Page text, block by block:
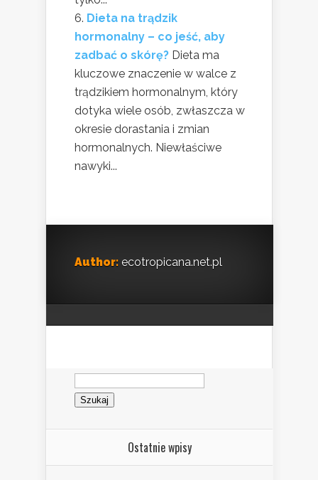
Dieta na trądzik
hormonalny – co jeść, aby
zadbać o skórę? Dieta ma
kluczowe znaczenie w walce z
trądzikiem hormonalnym, który
dotyka wiele osób, zwłaszcza w
okresie dorastania i zmian
hormonalnych. Niewłaściwe
nawyki...
Author: ecotropicana.net.pl
Szukaj:
Ostatnie wpisy